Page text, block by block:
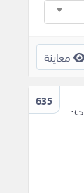
معاينة
635